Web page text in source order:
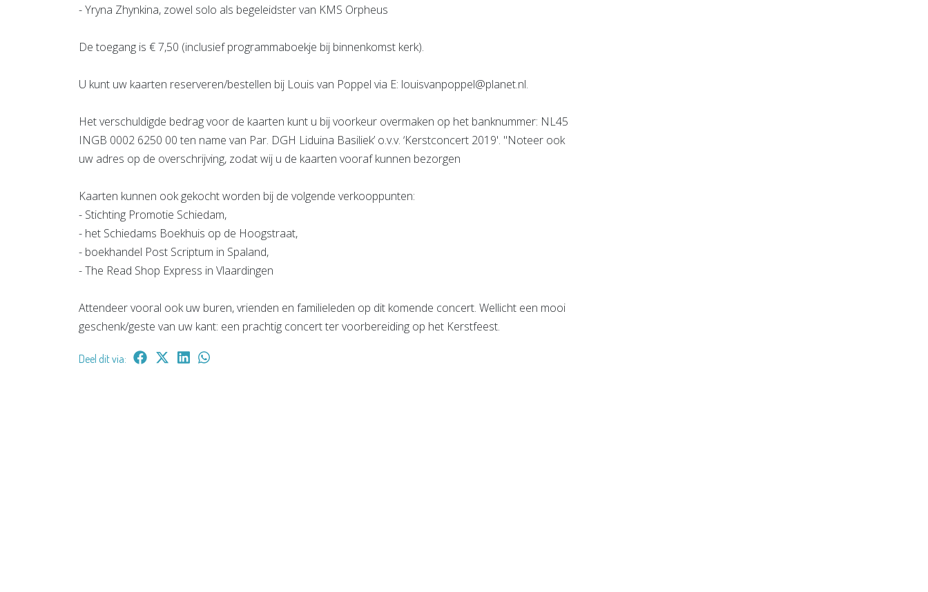
- Yryna Zhynkina, zowel solo als begeleidster van KMS Orpheus
De toegang is € 7,50 (inclusief programmaboekje bij binnenkomst kerk).
U kunt uw kaarten reserveren/bestellen bij Louis van Poppel via E: louisvanpoppel@planet.nl.
Het verschuldigde bedrag voor de kaarten kunt u bij voorkeur overmaken op het banknummer: NL45
INGB 0002 6250 00 ten name van Par. DGH Liduina Basiliek’ o.v.v. ‘Kerstconcert 2019'. "Noteer ook
uw adres op de overschrijving, zodat wij u de kaarten vooraf kunnen bezorgen
Kaarten kunnen ook gekocht worden bij de volgende verkooppunten:
- Stichting Promotie Schiedam,
- het Schiedams Boekhuis op de Hoogstraat,
- boekhandel Post Scriptum in Spaland,
- The Read Shop Express in Vlaardingen
Attendeer vooral ook uw buren, vrienden en familieleden op dit komende concert. Wellicht een mooi
geschenk/geste van uw kant: een prachtig concert ter voorbereiding op het Kerstfeest.
Deel dit via: